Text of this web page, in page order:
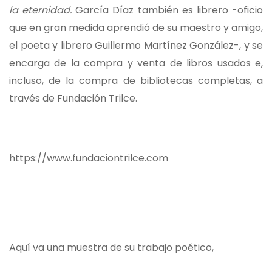
la eternidad. García Díaz también es librero -oficio
que en gran medida aprendió de su maestro y amigo,
el poeta y librero Guillermo Martínez González-, y se
encarga de la compra y venta de libros usados e,
incluso, de la compra de bibliotecas completas, a
través de Fundación Trilce.
https://www.fundaciontrilce.com
Aquí va una muestra de su trabajo poético,